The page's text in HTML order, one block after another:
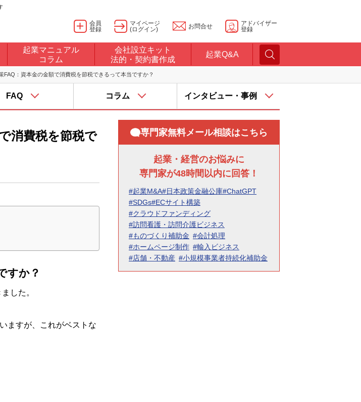
会員
登録
マイページ
(ログイン)
お問合せ
アドバイザー
登録
起業マニュアル
コラム
会社設立キット
法的・契約書作成
起業Q&A
FAQ：資本金の金額で消費税を節税できるって本当ですか？
FAQ コラム インタビュー・事例
消費税を節税で
すか？
した。
ますが、これがベストな
専門家無料メール相談はこちら
起業・経営のお悩みに
専門家が48時間以内に回答！
#起業M&A#日本政策金融公庫#ChatGPT
#SDGs#ECサイト構築
#クラウドファンディング
#訪問看護・訪問介護ビジネス
#ものづくり補助金 #会計処理
#ホームページ制作 #輸入ビジネス
#店舗・不動産 #小規模事業者持続化補助金